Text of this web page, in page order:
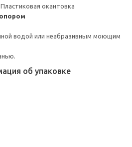
окантовка
водой или неабразивным моющим
об упаковке